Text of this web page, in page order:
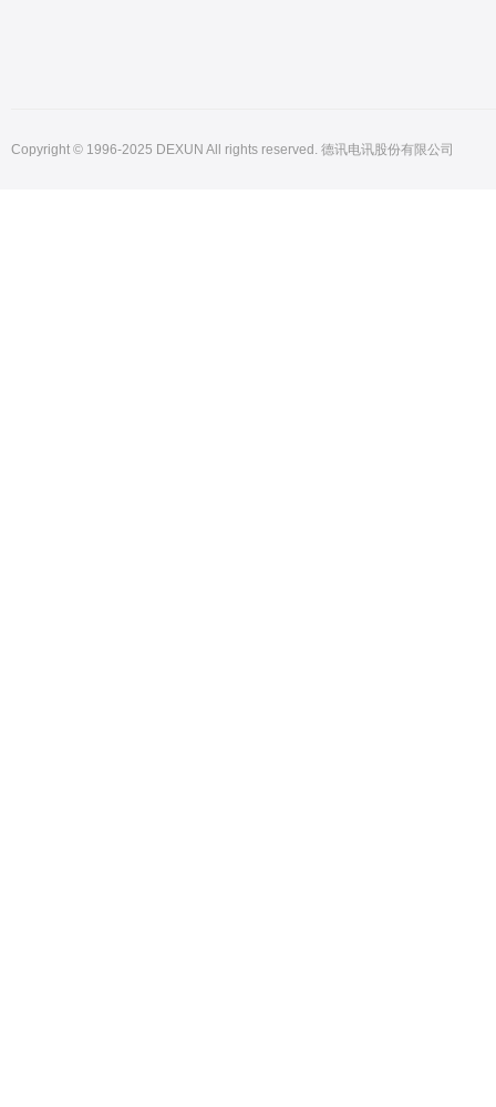
Copyright © 1996-2025 DEXUN All rights reserved. 德讯电讯股份有限公司